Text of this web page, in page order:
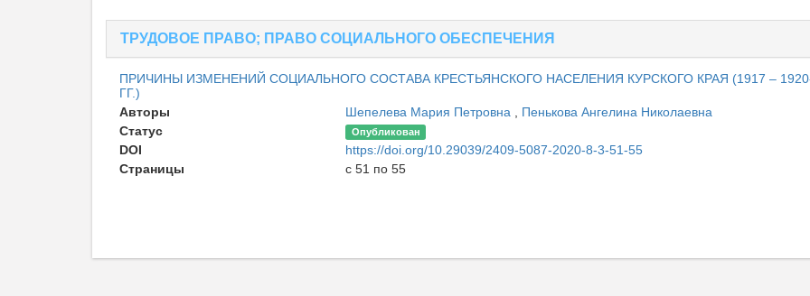
ТРУДОВОЕ ПРАВО; ПРАВО СОЦИАЛЬНОГО ОБЕСПЕЧЕНИЯ
ПРИЧИНЫ ИЗМЕНЕНИЙ СОЦИАЛЬНОГО СОСТАВА КРЕСТЬЯНСКОГО НАСЕЛЕНИЯ КУРСКОГО КРАЯ (1917 –
ГГ.)
Авторы
Шепелева Мария Петровна
Пенькова Ангелина Николаевна
Статус
Опубликован
DOI
https://doi.org/10.29039/2409-5087-2020-8-3-51-55
Страницы
с 51 по 55